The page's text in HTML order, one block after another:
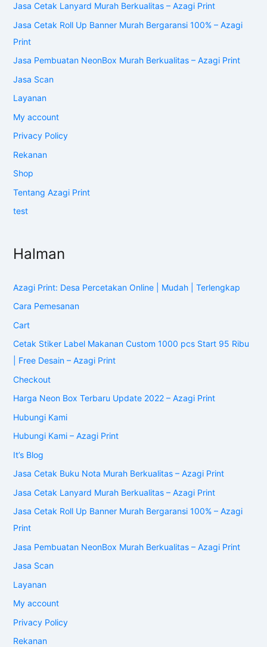
Jasa Cetak Lanyard Murah Berkualitas – Azagi Print
Jasa Cetak Roll Up Banner Murah Bergaransi 100% – Azagi
Print
Jasa Pembuatan NeonBox Murah Berkualitas – Azagi Print
Jasa Scan
Layanan
My account
Privacy Policy
Rekanan
Shop
Tentang Azagi Print
test
Halman
Azagi Print: Desa Percetakan Online | Mudah | Terlengkap
Cara Pemesanan
Cart
Cetak Stiker Label Makanan Custom 1000 pcs Start 95 Ribu
| Free Desain – Azagi Print
Checkout
Harga Neon Box Terbaru Update 2022 – Azagi Print
Hubungi Kami
Hubungi Kami – Azagi Print
It’s Blog
Jasa Cetak Buku Nota Murah Berkualitas – Azagi Print
Jasa Cetak Lanyard Murah Berkualitas – Azagi Print
Jasa Cetak Roll Up Banner Murah Bergaransi 100% – Azagi
Print
Jasa Pembuatan NeonBox Murah Berkualitas – Azagi Print
Jasa Scan
Layanan
My account
Privacy Policy
Rekanan